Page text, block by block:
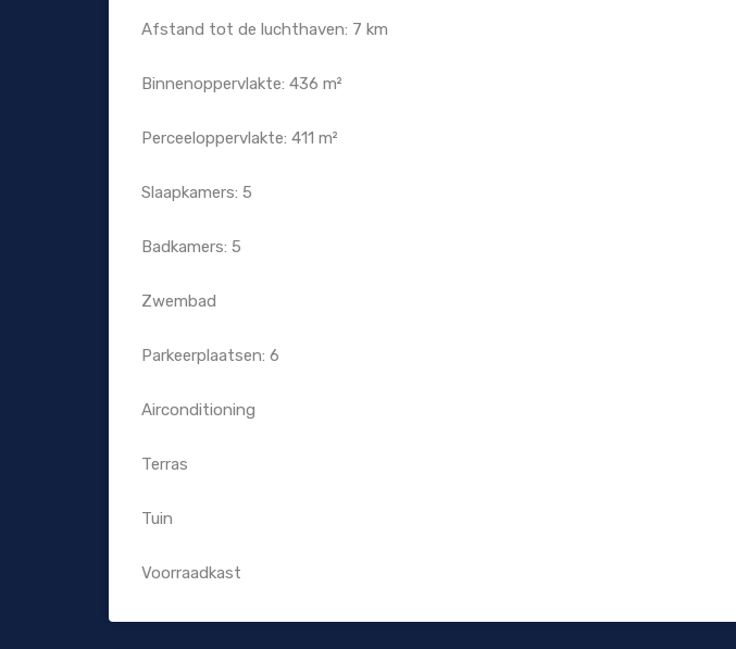
Afstand tot de luchthaven: 7 km
Binnenoppervlakte: 436 m²
Perceeloppervlakte: 411 m²
Slaapkamers: 5
Badkamers: 5
Zwembad
Parkeerplaatsen: 6
Airconditioning
Terras
Tuin
Voorraadkast